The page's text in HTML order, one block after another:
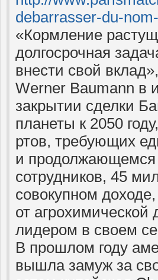
debarrasser-du-
«Кормление
долгосрочная
внести свой
Werner Baumann в
закрытии сделки
планеты к 2050
ртов, требующих
и продолжающемся
сотрудников, 45
совокупном
от агрохимической
лидером в своем
В прошлом году
вышла замуж за